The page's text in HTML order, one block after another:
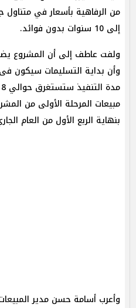
من الرفاهية بأسعار في
إلى 10 سنوات بدون فوائد.
بنهاية الربع الأول من العام الجاري
وأعرب أسامة حسن مدير